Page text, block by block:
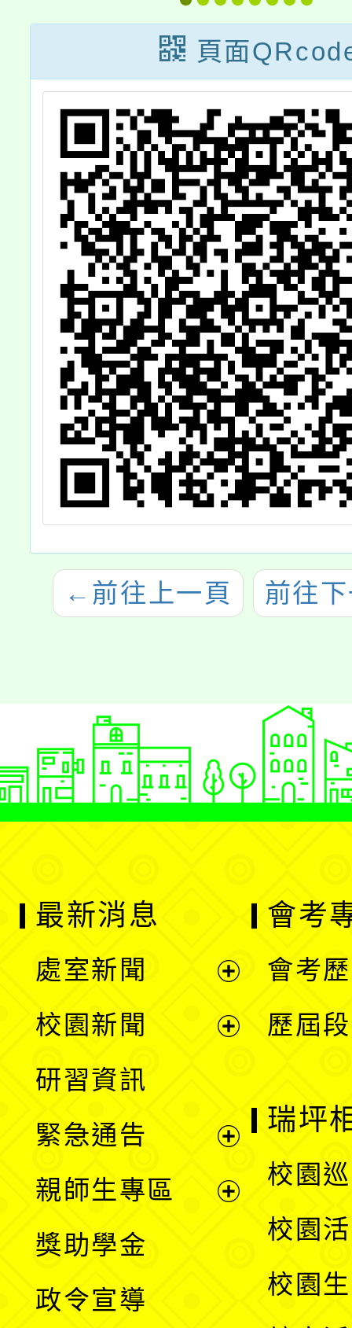
頁面
← 前往上一頁 前往
最新消息
處室新聞
單
校園新聞
選
單
研習資訊
緊急通告
親師生專區
獎助學金
政令宣導
會考
會考
歷屆
瑞坪
校園
校園
校園